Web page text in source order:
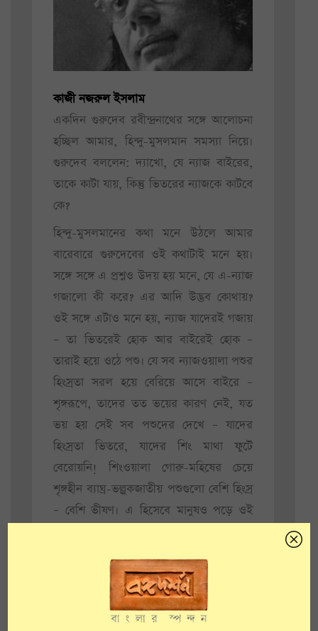
কাজী নজরুল ইসলাম
একদিন গুরুদেব রবীন্দ্রনাথের সঙ্গে আলোচনা
হচ্ছিল আমার, হিন্দু-মুসলমান সমস্যা নিয়ে।
গুরুদেব বললেন: দ্যাখো, যে ন্যাজ বাইরের,
তাকে কাটা যায়, কিন্তু ভিতরের ন্যাজকে কাটবে
কে?
হিন্দু-মুসলমানের কথা মনে উঠলে আমার
বারেবারে গুরুদেবের ওই কথাটাই মনে হয়।
সঙ্গে সঙ্গে এ প্রশ্নও উদয় হয় মনে, যে এ-ন্যাজ
গজালো কী করে? এর আদি উদ্ভব কোথায়?
ওই সঙ্গে এটাও মনে হয়, ন্যাজ যাদেরই গজায়
– তা ভিতরেই হোক আর বাইরেই হোক –
তারাই হয়ে ওঠে পশু। যে সব ন্যাজওয়ালা পশুর
হিংস্রতা সরল হয়ে বেরিয়ে আসে বাইরে –
শৃঙ্গরূপে, তাদের তত ভয়ের কারণ নেই, যত
ভয় হয় সেই সব পশুদের দেখে – যাদের
হিংস্রতা ভিতরে, যাদের শিং মাথা ফুটে
বেরোয়নি! শিংওয়ালা গোরু-মহিষের চেয়ে
শৃঙ্গহীন ব্যাঘ্র-ভল্লুকজাতীয় পশুগুলো বেশি হিংস্র
– বেশি ভীষণ। এ হিসেবে মানুষও পড়ে ওই
রক্ষে। কেননা, ন্যাজ আর শিং দুই-ই ভেতরে
থাকলে কীরকম হিংস্র হয়ে উঠতে হয়, তা হিন্দু-
মুসলমানের ছোরামারা না দেখলে কেউ বুঝতে